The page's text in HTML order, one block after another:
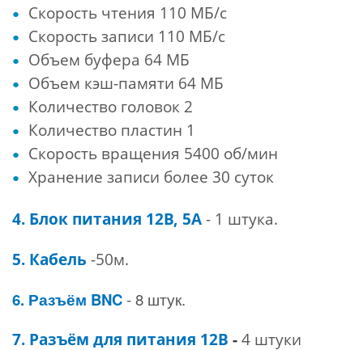
Скорость чтения 110 МБ/с
Скорость записи 110 МБ/с
Объем буфера 64 МБ
Объем кэш-памяти 64 МБ
Количество головок 2
Количество пластин 1
Скорость вращения 5400 об/мин
Хранение записи более 30 суток
4. Блок питания 12В, 5А - 1 штука.
5. Кабель -50м.
6. Разъём BNC- 8 штук.
7. Разъём для питания 12В - 4 штуки